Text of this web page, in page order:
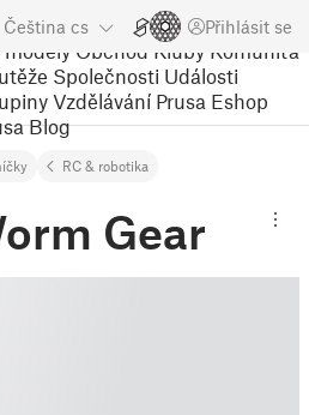
Čeština cs Přihlásit se
modely Obchod Kluby Komunita
Společnosti Události
Vzdělávání Prusa Eshop
Blog
RC & robotika
Gear